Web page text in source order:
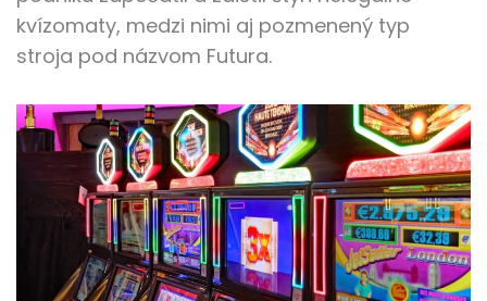
kvízomaty, medzi nimi aj pozmenený typ
stroja pod názvom Futura.